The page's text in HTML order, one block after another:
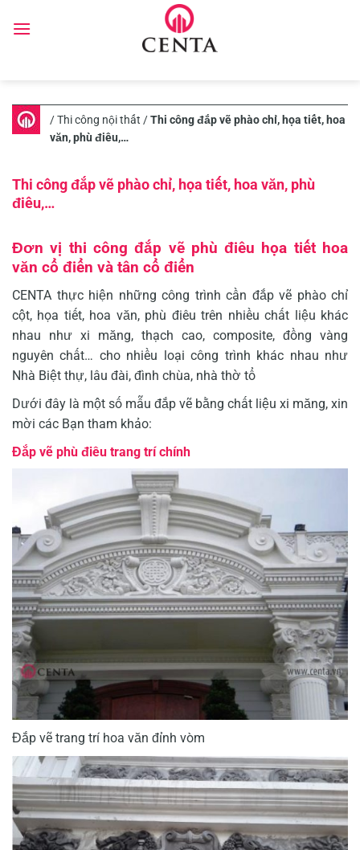
/Thi công nội thất /Thi công đắp vẽ phào chỉ, họa tiết, hoa
văn, phù điêu,…
Thi công đắp vẽ phào chỉ, họa tiết, hoa văn, phù
điêu,…
Đơn vị thi công đắp vẽ phù điêu họa tiết hoa
văn cổ điển và tân cổ điển
CENTA thực hiện những công trình cần đắp vẽ phào chỉ
cột, họa tiết, hoa văn, phù điêu trên nhiều chất liệu khác
nhau như xi măng, thạch cao, composite, đồng vàng
nguyên chất… cho nhiều loại công trình khác nhau như
Nhà Biệt thự, lâu đài, đình chùa, nhà thờ tổ
Dưới đây là một số mẫu đắp vẽ bằng chất liệu xi măng, xin
mời các Bạn tham khảo:
Đắp vẽ phù điêu trang trí chính
Đắp vẽ trang trí hoa văn đỉnh vòm